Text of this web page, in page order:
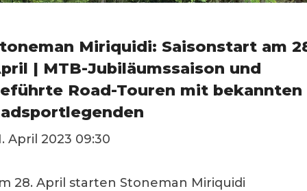
Miriquidi: Saisonstart am
| MTB-Jubiläumssaison und
Road-Touren mit bekannten
April 2023 09:30
28. April starten Stoneman Miriquidi